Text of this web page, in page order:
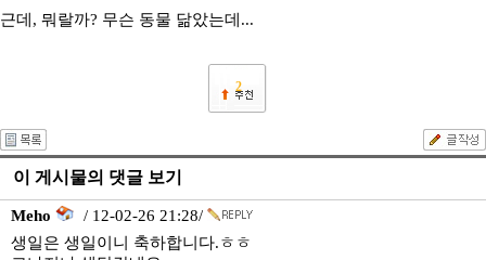
근데, 뭐랄까? 무슨 동물 닮았는데...
2
이 게시물의 댓글 보기
Meho
/ 12-02-26 21:28/
생일은 생일이니 축하합니다.ㅎㅎ